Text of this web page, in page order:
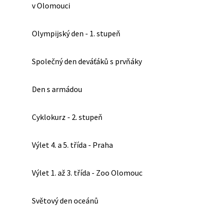
v Olomouci
Olympijský den - 1. stupeň
Společný den deváťáků s prvňáky
Den s armádou
Cyklokurz - 2. stupeň
Výlet 4. a 5. třída - Praha
Výlet 1. až 3. třída - Zoo Olomouc
Světový den oceánů